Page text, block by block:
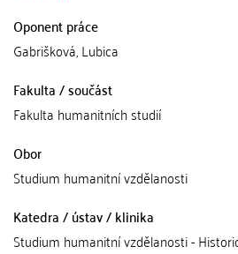
Oponent práce
Gabrišková, Lubica
Fakulta / součást
Fakulta humanitních studií
Obor
Studium humanitní vzdělanosti
Katedra / ústav / klinika
Studium humanitní vzdělanosti -